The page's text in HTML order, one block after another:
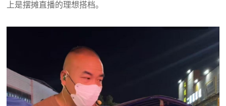
上是摆摊直播的理想搭档。